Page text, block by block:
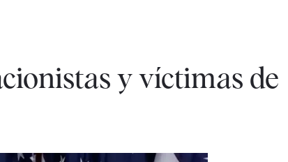
y víctimas de